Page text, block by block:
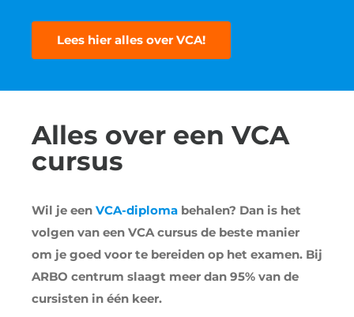
Lees hier alles over VCA!
Alles over een VCA
cursus
Wil je een VCA-diploma behalen? Dan is het
volgen van een VCA cursus de beste manier
om je goed voor te bereiden op het examen. Bij
ARBO centrum slaagt meer dan 95% van de
cursisten in één keer.